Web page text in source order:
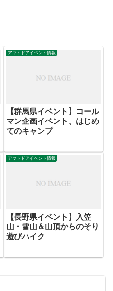
アウトドアイベント情報
【群馬県イベント】コール
マン企画イベント、はじめ
てのキャンプ
アウトドアイベント情報
【長野県イベント】入笠
山・雪山＆山頂からのそり
遊びハイク